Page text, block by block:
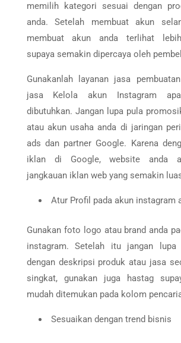
memilih kategori sesuai dengan
anda. Setelah membuat akun
membuat akun anda terlihat
supaya semakin dipercaya oleh
Gunakanlah layanan jasa
jasa Kelola akun Instagram
dibutuhkan. Jangan lupa pula
atau akun usaha anda di jaringan
ads dan partner Google. Karena
iklan di Google, website anda
jangkauan iklan web yang semakin
Atur Profil pada akun instagram
Gunakan foto logo atau brand anda
instagram. Setelah itu jangan
dengan deskripsi produk atau jasa
singkat, gunakan juga hastag
mudah ditemukan pada kolom
Sesuaikan dengan trend bisnis